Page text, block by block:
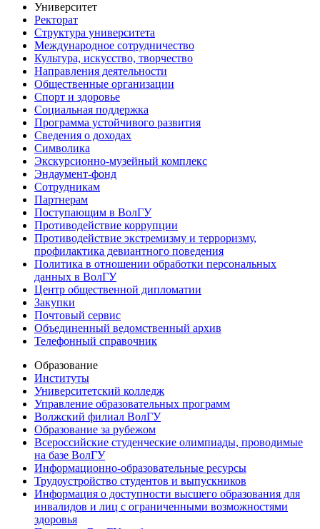
Университет
Ректорат
Структура университета
Международное сотрудничество
Культура, искусство, творчество
Направления деятельности
Общественные организации
Спорт и здоровье
Социальная поддержка
Программа устойчивого развития
Сведения о доходах
Символика
Экскурсионно-музейный комплекс
Эндаумент-фонд
Сотрудникам
Партнерам
Поступающим в ВолГУ
Противодействие коррупции
Противодействие экстремизму и терроризму,
профилактика девиантного поведения
Политика в отношении обработки персональных
данных в ВолГУ
Центр общественной дипломатии
Закупки
Почтовый сервис
Объединенный ведомственный архив
Телефонный справочник
Образование
Институты
Университетский колледж
Управление образовательных программ
Волжский филиал ВолГУ
Образование за рубежом
Всероссийские студенческие олимпиады, проводимые
на базе ВолГУ
Информационно-образовательные ресурсы
Трудоустройство студентов и выпускников
Информация о доступности высшего образования для
инвалидов и лиц с ограниченными возможностями
здоровья